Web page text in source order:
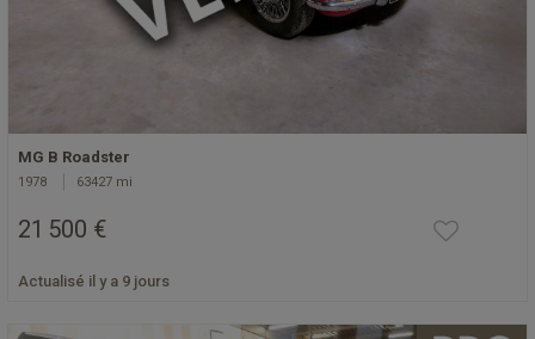
MG B Roadster
1978 63427 mi
21 500 €
Actualisé il y a 9 jours